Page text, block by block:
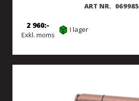
ART NR. 069985
Exkl. moms
2 960 I lager